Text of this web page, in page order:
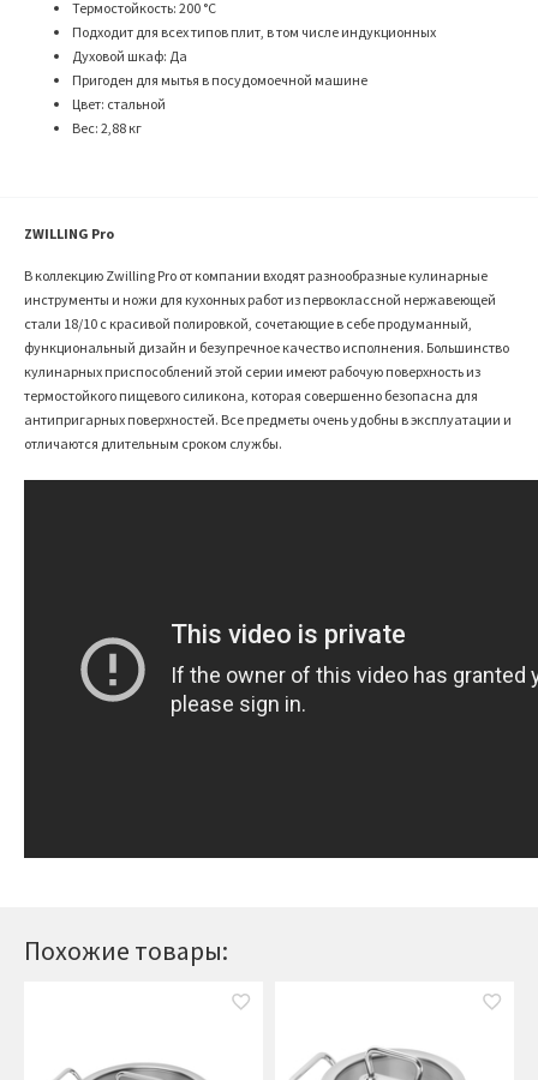
Похожие товары:
Термостойкость: 200 °С
Подходит для всех типов плит, в том числе индукционных
Духовой шкаф: Да
Пригоден для мытья в посудомоечной машине
Цвет: стальной
Вес: 2,88 кг
ZWILLING Pro
В коллекцию Zwilling Pro от компании входят разнообразные кулинарные
инструменты и ножи для кухонных работ из первоклассной нержавеющей
стали 18/10 с красивой полировкой, сочетающие в себе продуманный,
функциональный дизайн и безупречное качество исполнения. Большинство
кулинарных приспособлений этой серии имеют рабочую поверхность из
термостойкого пищевого силикона, которая совершенно безопасна для
антипригарных поверхностей. Все предметы очень удобны в эксплуатации и
отличаются длительным сроком службы.